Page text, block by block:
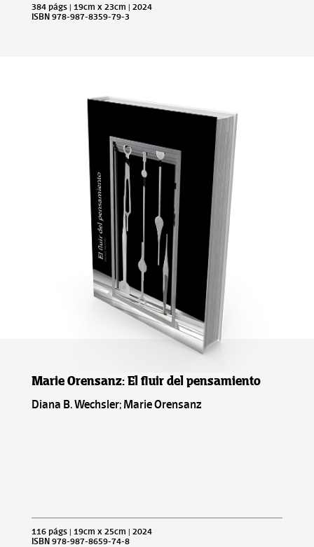
384 págs | 19cm x 23cm | 2024
ISBN 978-987-8359-79-3
Marie Orensanz: El fluir del pensamiento
Diana B. Wechsler; Marie Orensanz
116 págs | 19cm x 25cm | 2024
ISBN 978-987-8659-74-8